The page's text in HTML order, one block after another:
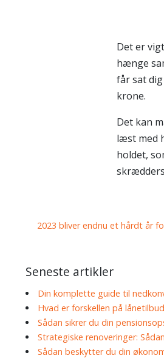
Det er
hænge
får sat
krone.
Det kan
læst med
holdet,
Indlæg
2023 bliver endnu et hårdt år
Seneste artikler
Din komplette guide til
Hvad er forskellen på
Sådan sikrer du din
Strategiske renoveringer:
Sådan beskytter du din